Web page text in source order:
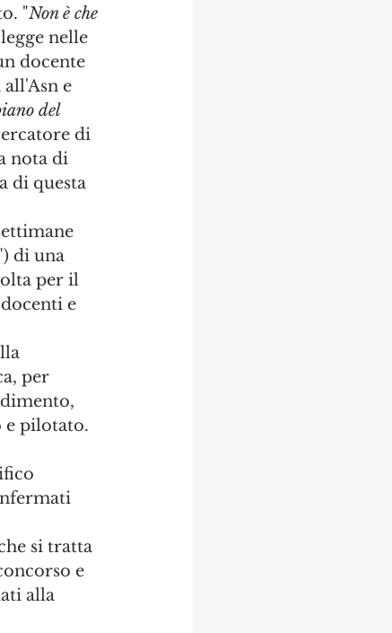
"Non è che
nelle
docente
e
del
di
nota di
di questa
di una
per il
e
per
e pilotato.
si tratta
e
alla